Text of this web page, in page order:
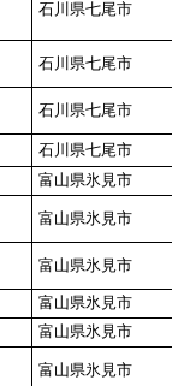
石川県七尾市
石川県七尾市
石川県七尾市
石川県七尾市
富山県氷見市
富山県氷見市
富山県氷見市
富山県氷見市
富山県氷見市
富山県氷見市